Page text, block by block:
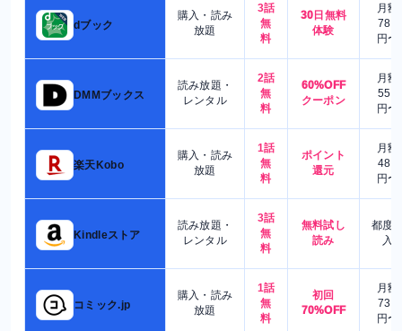
dブック
購入・読み
放題
3話
無
料
30日無料
体験
月額
780
円〜
DMMブックス
読み放題・
レンタル
2話
無
料
60%OFF
クーポン
月額
550
円〜
楽天Kobo
購入・読み
放題
1話
無
料
ポイント
還元
月額
480
円〜
Kindleストア
読み放題・
レンタル
3話
無
料
無料試し
読み
都度
入
コミック.jp
購入・読み
放題
1話
無
料
初回
70%OFF
月額
730
円〜